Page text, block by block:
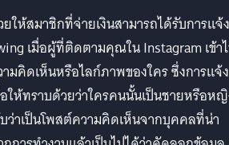
ให้สมาชิกที่จ่ายเงินสามารถได้รับการแจ้ง
เมื่อผู้ที่ติดตามคุณใน Instagram เข้า
มคิดเห็นหรือไลก์ภาพของใคร ซึ่งการแจ้ง
ให้ทราบด้วยว่าใครคนนั้นเป็นชายหรือห
ว่าเป็นโพสต์ความคิดเห็นจากบุคคลที่น่า